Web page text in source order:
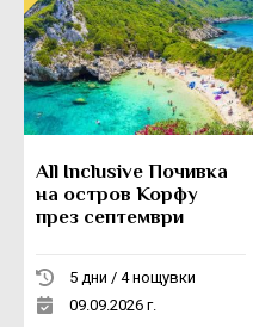
All Inclusive Почивка
на остров Корфу
през септември
5 дни / 4 нощувки
09.09.2026 г.